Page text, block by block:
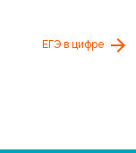
ЕГЭ в цифре